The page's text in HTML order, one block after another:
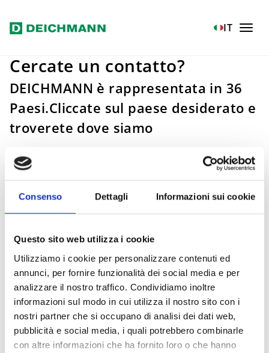
Consenso Dettagli Informazioni sui cookie
Questo sito web utilizza i cookie
Utilizziamo i cookie per personalizzare contenuti ed
annunci, per fornire funzionalità dei social media e per
analizzare il nostro traffico. Condividiamo inoltre
informazioni sul modo in cui utilizza il nostro sito con i
nostri partner che si occupano di analisi dei dati web,
pubblicità e social media, i quali potrebbero combinarle
con altre informazioni che ha fornito loro o che hanno
Vai al contenuto principale IT
Home Azienda Gruppo Deichmann
Cercate un contatto?
DEICHMANN è rappresentata in 36
Paesi.Cliccate sul paese desiderato e
troverete dove siamo
DEICHMANN si espande
Siamo alla continua ricerca di altri luoghi in cui
aprire nuove filiali, l’importante è che si
trovino in una buona posizione, al centro delle